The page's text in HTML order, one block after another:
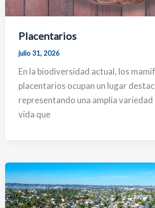
Placentarios
julio 31, 2026
En la biodiversidad actual, los
placentarios ocupan un lugar
representando una amplia
vida que